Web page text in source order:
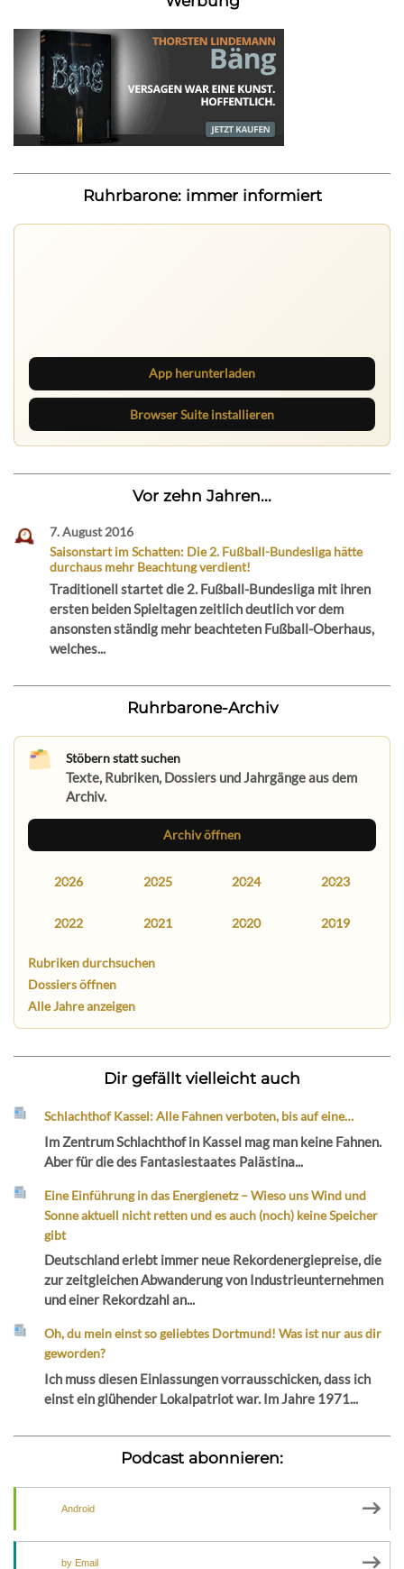
Ruhrbarone: immer informiert
App herunterladen
Browser Suite installieren
Vor zehn Jahren...
7. August 2016
Saisonstart im Schatten: Die 2. Fußball-Bundesliga hätte
durchaus mehr Beachtung verdient!
Traditionell startet die 2. Fußball-Bundesliga mit ihren
ersten beiden Spieltagen zeitlich deutlich vor dem
ansonsten ständig mehr beachteten Fußball-Oberhaus,
welches...
Ruhrbarone-Archiv
Stöbern statt suchen
Texte, Rubriken, Dossiers und Jahrgänge aus dem
Archiv.
Archiv öffnen
2026 2025 2024 2023
2022 2021 2020 2019
Rubriken durchsuchen
Dossiers öffnen
Alle Jahre anzeigen
Dir gefällt vielleicht auch
Schlachthof Kassel: Alle Fahnen verboten, bis auf eine…
Im Zentrum Schlachthof in Kassel mag man keine Fahnen.
Aber für die des Fantasiestaates Palästina...
Eine Einführung in das Energienetz – Wieso uns Wind und
Sonne aktuell nicht retten und es auch (noch) keine Speicher
gibt
Deutschland erlebt immer neue Rekordenergiepreise, die
zur zeitgleichen Abwanderung von Industrieunternehmen
und einer Rekordzahl an...
Oh, du mein einst so geliebtes Dortmund! Was ist nur aus dir
geworden?
Ich muss diesen Einlassungen vorrausschicken, dass ich
einst ein glühender Lokalpatriot war. Im Jahre 1971...
Podcast abonnieren:
Android
by Email